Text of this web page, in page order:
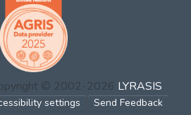
© 2002-2026 LYRASIS
settings Send Feedback